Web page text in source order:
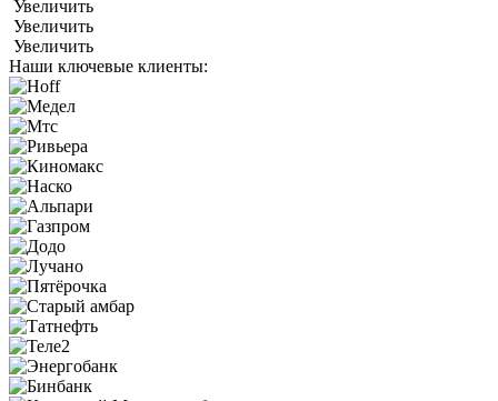
Увеличить
Увеличить
Увеличить
Наши ключевые клиенты: